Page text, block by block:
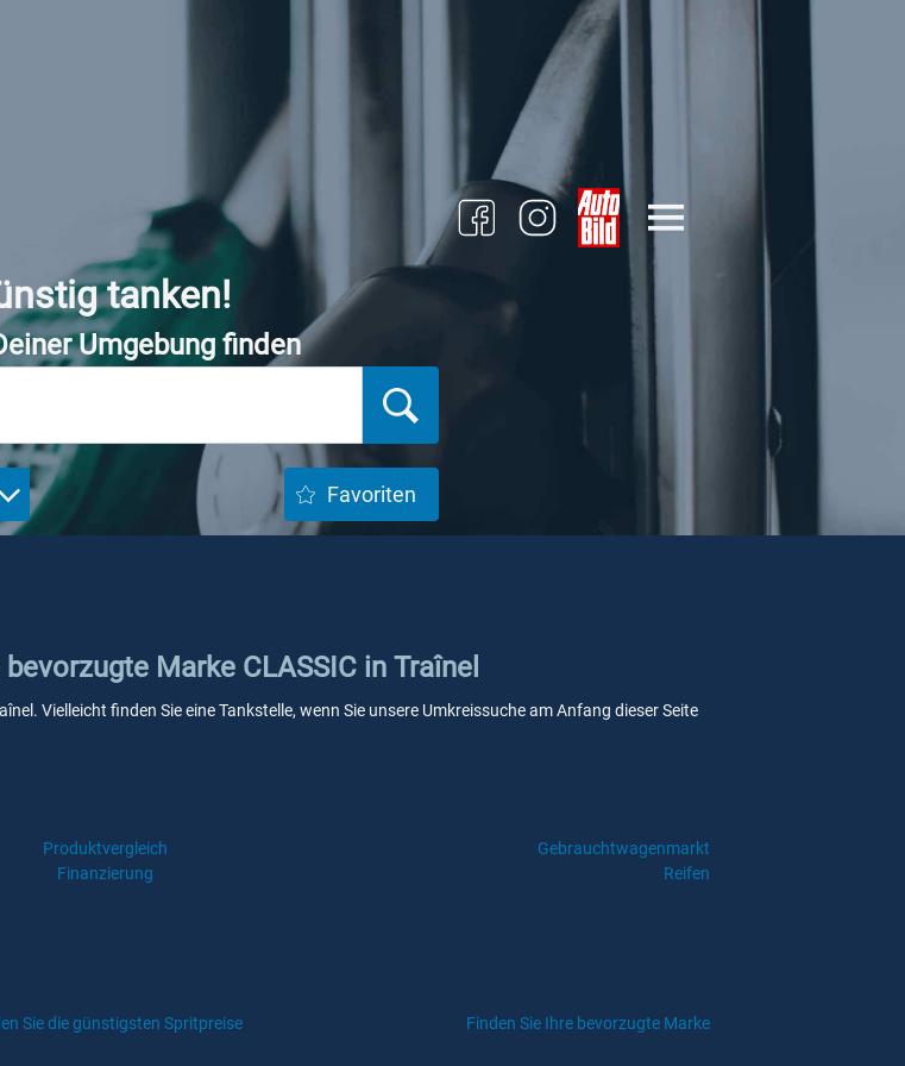
tanken!
Umgebung finden
Favoriten
Marke CLASSIC in Traînel
Vielleicht finden Sie eine Tankstelle, wenn Sie unsere Umkreissuche am Anfang dieser Seite
Produktvergleich
Gebrauchtwagenmarkt
Finanzierung
Reifen
Sie die günstigsten Spritpreise Finden Sie Ihre bevorzugte Marke